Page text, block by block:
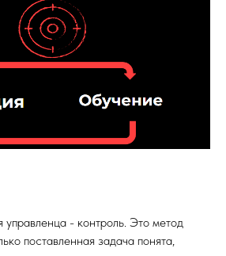
- контроль. Это метод
поставленная задача понята,